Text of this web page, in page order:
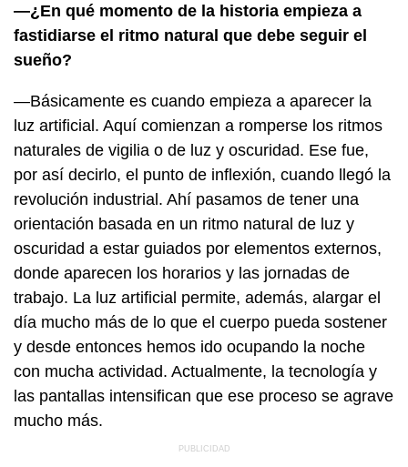
—¿En qué momento de la historia empieza a
fastidiarse el ritmo natural que debe seguir el
sueño?
—Básicamente es cuando empieza a aparecer la
luz artificial. Aquí comienzan a romperse los ritmos
naturales de vigilia o de luz y oscuridad. Ese fue,
por así decirlo, el punto de inflexión, cuando llegó la
revolución industrial. Ahí pasamos de tener una
orientación basada en un ritmo natural de luz y
oscuridad a estar guiados por elementos externos,
donde aparecen los horarios y las jornadas de
trabajo. La luz artificial permite, además, alargar el
día mucho más de lo que el cuerpo pueda sostener
y desde entonces hemos ido ocupando la noche
con mucha actividad. Actualmente, la tecnología y
las pantallas intensifican que ese proceso se agrave
mucho más.